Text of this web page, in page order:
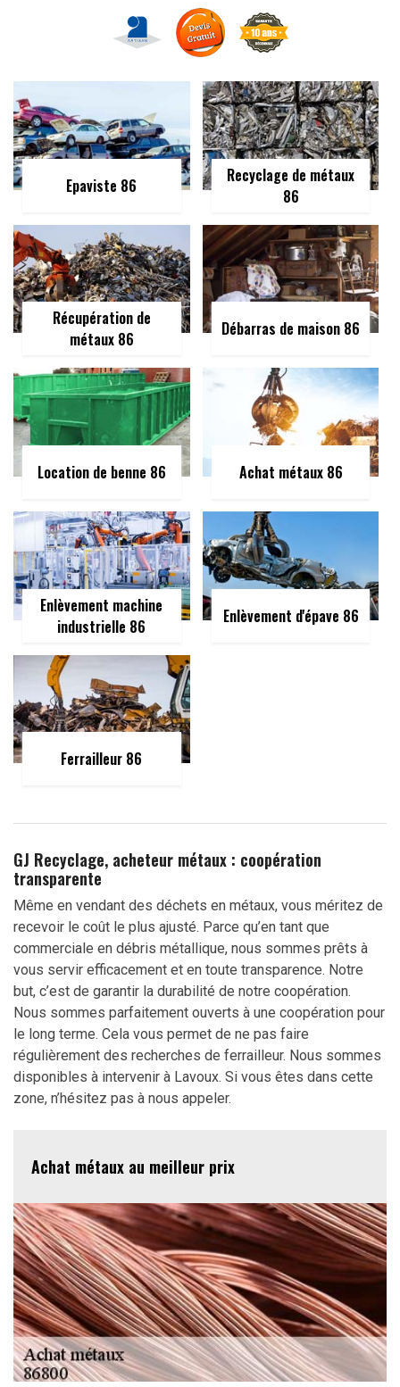
Epaviste 86
Recyclage de métaux
86
Récupération de
métaux 86
Débarras de maison 86
Location de benne 86 Achat métaux 86
Enlèvement machine
industrielle 86
Enlèvement d'épave 86
Ferrailleur 86
GJ Recyclage, acheteur métaux : coopération
transparente
Même en vendant des déchets en métaux, vous méritez de
recevoir le coût le plus ajusté. Parce qu’en tant que
commerciale en débris métallique, nous sommes prêts à
vous servir efficacement et en toute transparence. Notre
but, c’est de garantir la durabilité de notre coopération.
Nous sommes parfaitement ouverts à une coopération pour
le long terme. Cela vous permet de ne pas faire
régulièrement des recherches de ferrailleur. Nous sommes
disponibles à intervenir à Lavoux. Si vous êtes dans cette
zone, n’hésitez pas à nous appeler.
Achat métaux au meilleur prix